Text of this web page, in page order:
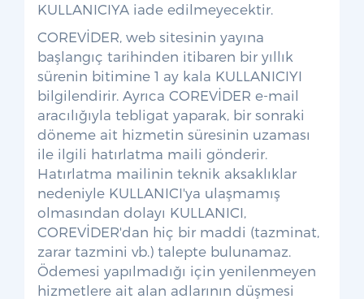
KULLANICIYA iade edilmeyecektir.
COREVİDER, web sitesinin yayına
başlangıç tarihinden itibaren bir yıllık
sürenin bitimine 1 ay kala KULLANICIYI
bilgilendirir. Ayrıca COREVİDER e-mail
aracılığıyla tebligat yaparak, bir sonraki
döneme ait hizmetin süresinin uzaması
ile ilgili hatırlatma maili gönderir.
Hatırlatma mailinin teknik aksaklıklar
nedeniyle KULLANICI'ya ulaşmamış
olmasından dolayı KULLANICI,
COREVİDER'dan hiç bir maddi (tazminat,
zarar tazmini vb.) talepte bulunamaz.
Ödemesi yapılmadığı için yenilenmeyen
hizmetlere ait alan adlarının düşmesi